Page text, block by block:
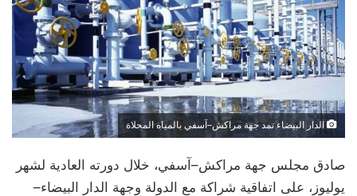
الدار البيضاء تمد جهة مراكش–آسفي بالمياه المحلاة
صادق مجلس جهة مراكش–آسفي، خلال دورته العادية لشهر
يوليوز، على اتفاقية شراكة مع الدولة وجهة الدار البيضاء–